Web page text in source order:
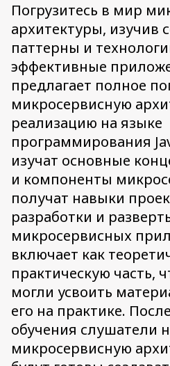
Погрузитесь в мир
архитектуры, изучив
паттерны и
эффективные
предлагает полное
микросервисную
реализацию на языке
программирования
изучат основные
и компоненты
получат навыки
разработки и
микросервисных
включает как
практическую часть,
могли усвоить
его на практике.
обучения слушатели
микросервисную